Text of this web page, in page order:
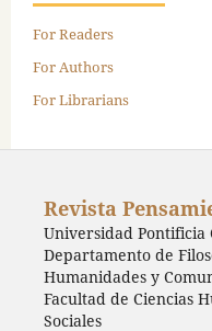
For Readers
For Authors
For Librarians
Revista
Universidad Pontificia
Departamento de
Humanidades y
Facultad de Ciencias
Sociales